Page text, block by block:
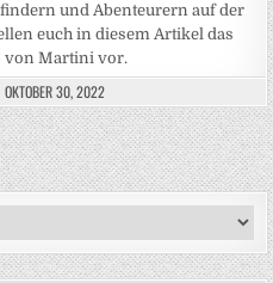
und Abenteurern auf der
euch in diesem Artikel das
von Martini vor.
OKTOBER 30, 2022